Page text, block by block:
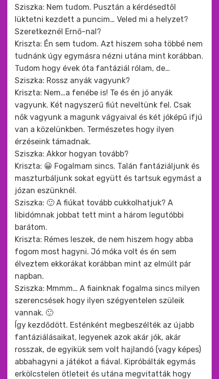
Sziszka: Nem tudom. Pusztán a kérdésedtől
lüktetni kezdett a puncim… Veled mi a helyzet?
Szeretkeznél Ernő-nal?
Kriszta: Én sem tudom. Azt hiszem soha többé nem
tudnánk úgy egymásra nézni utána mint korábban.
Tudom hogy évek óta fantáziál rólam, de…
Sziszka: Rossz anyák vagyunk?
Kriszta: Nem…a fenébe is! Te és én jó anyák
vagyunk. Két nagyszerű fiút neveltünk fel. Csak
nők vagyunk a magunk vágyaival és két jóképű ifjú
van a közelünkben. Természetes hogy ilyen
érzéseink támadnak.
Sziszka: Akkor hogyan tovább?
Kriszta: 😀 Fogalmam sincs. Talán fantáziáljunk és
maszturbáljunk sokat együtt és tartsuk egymást a
józan eszünknél.
Sziszka: 🙂 A fiúkat tovább cukkolhatjuk? A
libidómnak jobbat tett mint a három legutóbbi
barátom.
Kriszta: Rémes leszek, de nem hiszem hogy abba
fogom most hagyni. Jó móka volt és én sem
élveztem ekkorákat korábban mint az elmúlt pár
napban.
Sziszka: Mmmm… A fiainknak fogalma sincs milyen
szerencsések hogy ilyen szégyentelen szüleik
vannak. 🙂
Így kezdődött. Esténként megbeszélték az újabb
fantáziálásaikat, legyenek azok akár jók, akár
rosszak, de egyikük sem volt hajlandó (vagy képes)
abbahagyni a játékot a fiával. Kipróbálták egymás
erkölcstelen ötleteit és utána megvitatták hogy